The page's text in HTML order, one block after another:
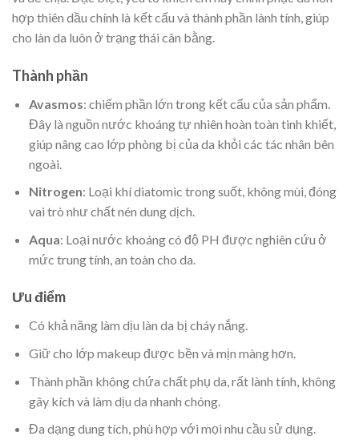
hợp thiên dầu chính là kết cấu và thành phần lành tính, giúp
cho làn da luôn ở trạng thái cân bằng.
Thành phần
Avasmos: chiếm phần lớn trong kết cấu của sản phẩm.
Đây là nguồn nước khoáng tự nhiên hoàn toàn tinh khiết,
giúp nâng cao lớp phòng bị của da khỏi các tác nhân bên
ngoài.
Nitrogen: Loại khí diatomic trong suốt, không mùi, đóng
vai trò như chất nén dung dịch.
Aqua: Loại nước khoáng có độ PH được nghiên cứu ở
mức trung tính, an toàn cho da.
Ưu điểm
Có khả năng làm dịu làn da bị cháy nắng.
Giữ cho lớp makeup được bền và mịn màng hơn.
Thành phần không chứa chất phụ da, rất lành tính, không
gây kích và làm dịu da nhanh chóng.
Đa dạng dung tích, phù hợp với mọi nhu cầu sử dụng.